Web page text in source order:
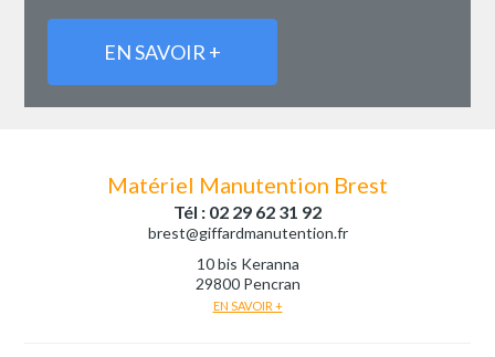
EN SAVOIR +
Matériel Manutention Brest
Tél : 02 29 62 31 92
brest@giffardmanutention.fr
10 bis Keranna
29800 Pencran
EN SAVOIR +